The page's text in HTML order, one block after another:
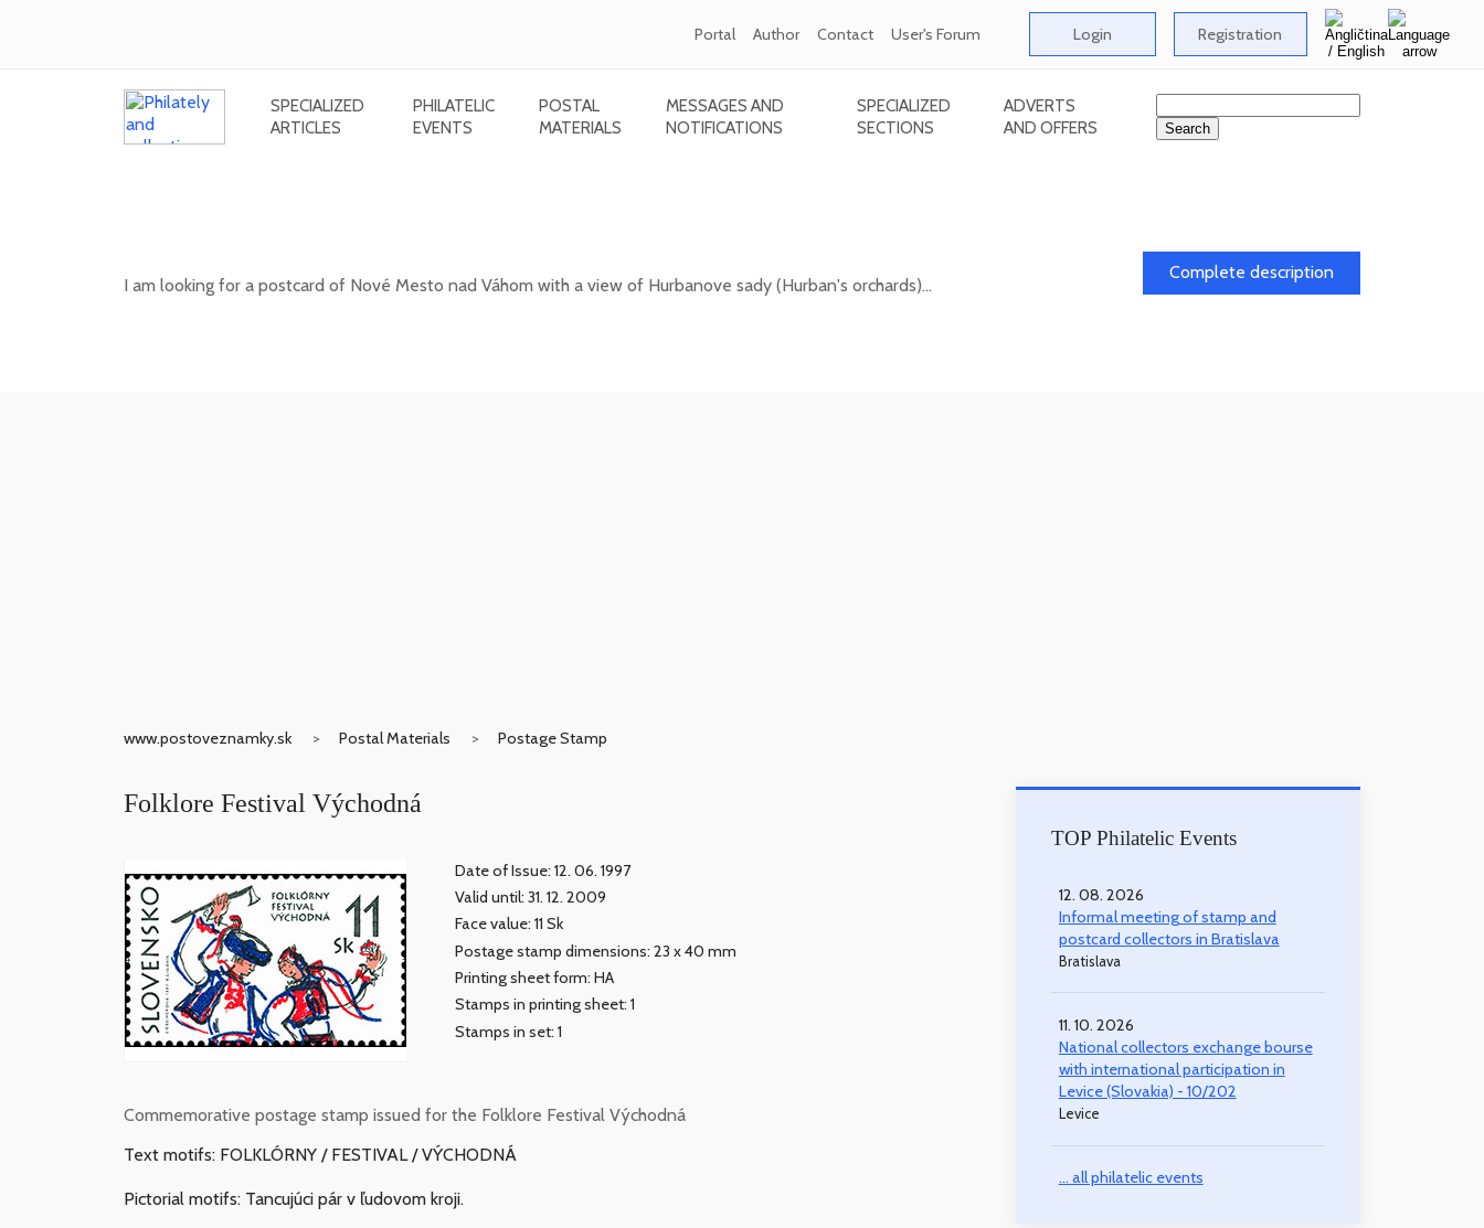
Portal Author Contact User's Forum Login Registration
SPECIALIZED
ARTICLES
PHILATELIC
EVENTS
POSTAL
MATERIALS
MESSAGES AND
NOTIFICATIONS
SPECIALIZED
SECTIONS
ADVERTS
AND OFFERS
I am looking for a postcard of Nové Mesto nad Váhom with a view of Hurbanove sady (Hurban's orchards)...
Complete description
www.postoveznamky.sk Postal Materials Postage Stamp
Folklore Festival Východná
Date of Issue: 12. 06. 1997
Valid until: 31. 12. 2009
Face value: 11 Sk
Postage stamp dimensions: 23 x 40 mm
Printing sheet form: HA
Stamps in printing sheet: 1
Stamps in set: 1
Commemorative postage stamp issued for the Folklore Festival Východná
Text motifs: FOLKLÓRNY / FESTIVAL / VÝCHODNÁ
Pictorial motifs: Tancujúci pár v ľudovom kroji.
TOP Philatelic Events
12. 08. 2026
Informal meeting of stamp and
postcard collectors in Bratislava
Bratislava
11. 10. 2026
National collectors exchange bourse
with international participation in
Levice (Slovakia) - 10/202
Levice
... all philatelic events